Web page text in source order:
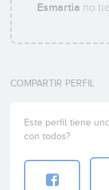
Esmartia no
COMPARTIR PERFIL
Este perfil tiene
con todos?